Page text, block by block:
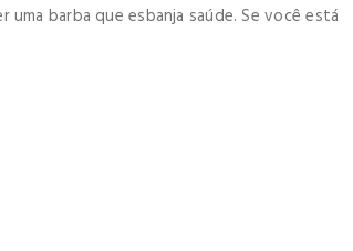
barba que esbanja saúde. Se você está